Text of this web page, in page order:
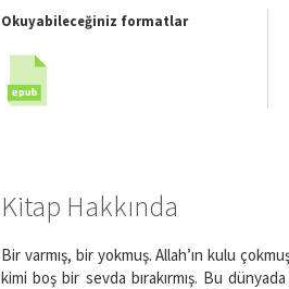
Okuyabileceğiniz formatlar
Kitap Hakkında
Bir varmış, bir yokmuş. Allah’ın kulu
kimi boş bir sevda bırakırmış. Bu